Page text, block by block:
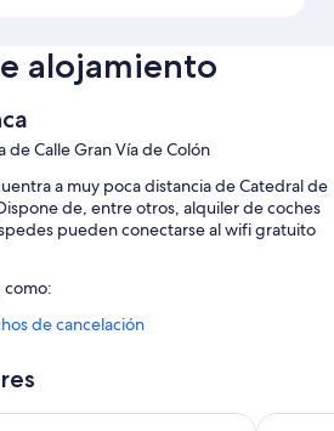
alojamiento
Calle Gran Vía de Colón
a muy poca distancia de Catedral de
de, entre otros, alquiler de coches
pueden conectarse al wifi gratuito
como:
pago), consigna de equipaje y una
turística y para la compra de entradas
de cancelación
Hotel